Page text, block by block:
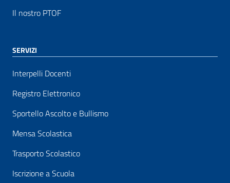
Il nostro PTOF
SERVIZI
Interpelli Docenti
Registro Elettronico
Sportello Ascolto e Bullismo
Mensa Scolastica
Trasporto Scolastico
Iscrizione a Scuola